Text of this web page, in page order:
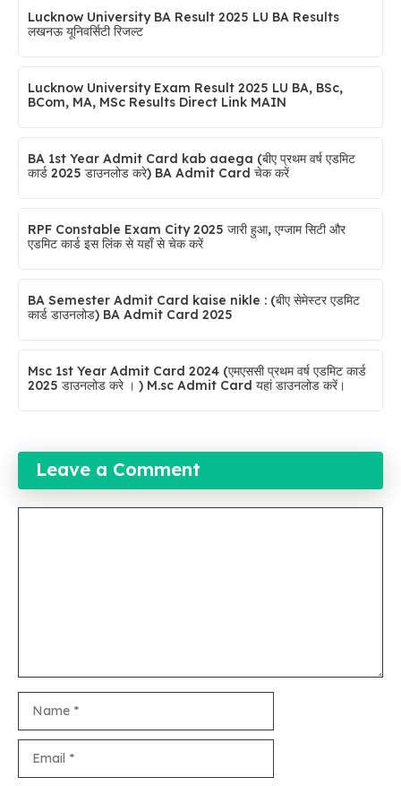
Lucknow University BA Result 2025 LU BA Results
लखनऊ यूनिवर्सिटी रिजल्ट
Lucknow University Exam Result 2025 LU BA, BSc,
BCom, MA, MSc Results Direct Link MAIN
BA 1st Year Admit Card kab aaega (बीए प्रथम वर्ष एडमिट
कार्ड 2025 डाउनलोड करे) BA Admit Card चेक करें
RPF Constable Exam City 2025 जारी हुआ, एग्जाम सिटी और
एडमिट कार्ड इस लिंक से यहाँ से चेक करें
BA Semester Admit Card kaise nikle : (बीए सेमेस्टर एडमिट
कार्ड डाउनलोड) BA Admit Card 2025
Msc 1st Year Admit Card 2024 (एमएससी प्रथम वर्ष एडमिट कार्ड
2025 डाउनलोड करे । ) M.sc Admit Card यहां डाउनलोड करें।
Leave a Comment